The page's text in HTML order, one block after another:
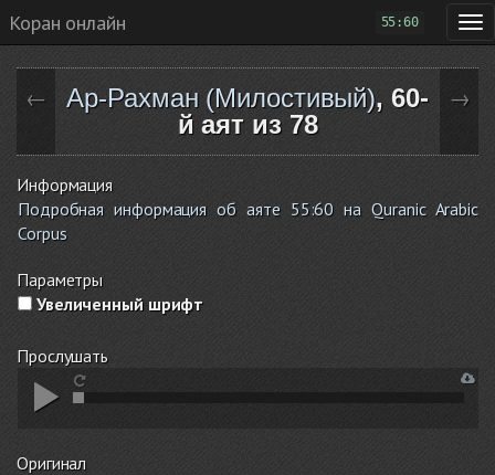
Коран онлайн 55:60
← Ар-Рахман (Милостивый), 60-
й аят из 78
→
Информация
Подробная информация об аяте 55:60 на Quranic Arabic
Corpus
Параметры
Увеличенный шрифт
Прослушать
Оригинал